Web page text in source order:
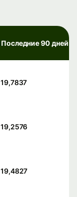
Последние 90 дней
19,7837
19,2576
19,4827